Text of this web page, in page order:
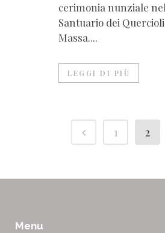
cerimonia nunziale nel
Santuario dei
Massa....
LEGGI DI PIÙ
1 2
Menu